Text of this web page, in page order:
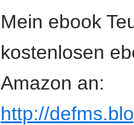
Mein ebook
kostenlosen
Amazon an:
http://